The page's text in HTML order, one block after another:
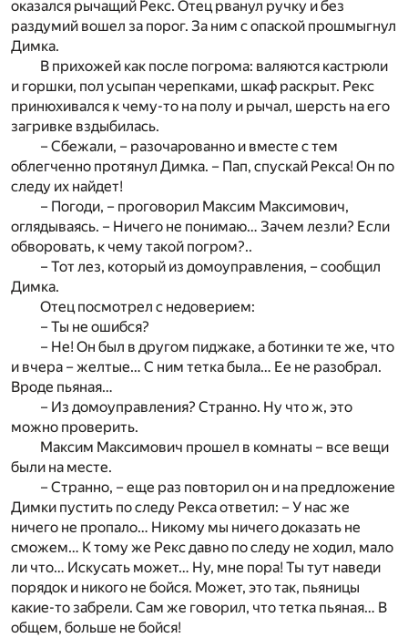
оказался рычащий Рекс. Отец рванул ручку и без
раздумий вошел за порог. За ним с опаской прошмыгнул
Димка.
В прихожей как после погрома: валяются кастрюли
и горшки, пол усыпан черепками, шкаф раскрыт. Рекс
принюхивался к чему-то на полу и рычал, шерсть на его
загривке вздыбилась.
– Сбежали, – разочарованно и вместе с тем
облегченно протянул Димка. – Пап, спускай Рекса! Он по
следу их найдет!
– Погоди, – проговорил Максим Максимович,
оглядываясь. – Ничего не понимаю… Зачем лезли? Если
обворовать, к чему такой погром?..
– Тот лез, который из домоуправления, – сообщил
Димка.
Отец посмотрел с недоверием:
– Ты не ошибся?
– Не! Он был в другом пиджаке, а ботинки те же, что
и вчера – желтые… С ним тетка была… Ее не разобрал.
Вроде пьяная…
– Из домоуправления? Странно. Ну что ж, это
можно проверить.
Максим Максимович прошел в комнаты – все вещи
были на месте.
– Странно, – еще раз повторил он и на предложение
Димки пустить по следу Рекса ответил: – У нас же
ничего не пропало… Никому мы ничего доказать не
сможем… К тому же Рекс давно по следу не ходил, мало
ли что… Искусать может… Ну, мне пора! Ты тут наведи
порядок и никого не бойся. Может, это так, пьяницы
какие-то забрели. Сам же говорил, что тетка пьяная… В
общем, больше не бойся!